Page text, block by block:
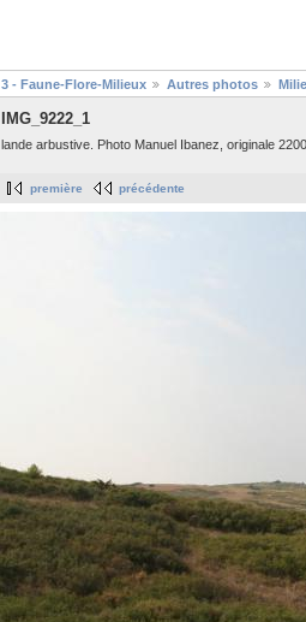
3 - Faune-Flore-Milieux Autres photos
IMG_9222_1
lande arbustive. Photo Manuel Ibanez, originale
première précédente